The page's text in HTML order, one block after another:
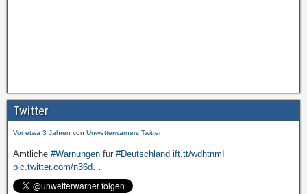
Twitter
Amtliche#Warnungenfür#Deutschland ift.tt/wdhtnmI
pic.twitter.com/cmFX…
pic.twitter.com/n36d…